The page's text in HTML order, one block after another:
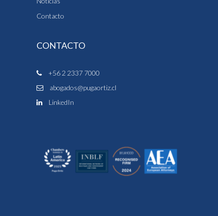
Contacto
CONTACTO
+56 2 2337 7000
abogados@pugaortiz.cl
LinkedIn